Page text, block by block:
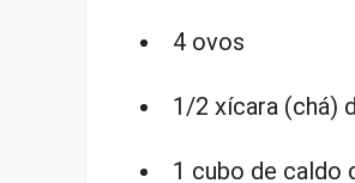
4 ovos
1/2 xícara (chá)
1 cubo de caldo